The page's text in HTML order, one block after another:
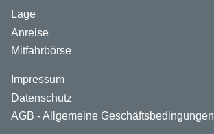
Lage
Anreise
Mitfahrbörse
Impressum
Datenschutz
AGB - Allgemeine Geschäftsbedingungen